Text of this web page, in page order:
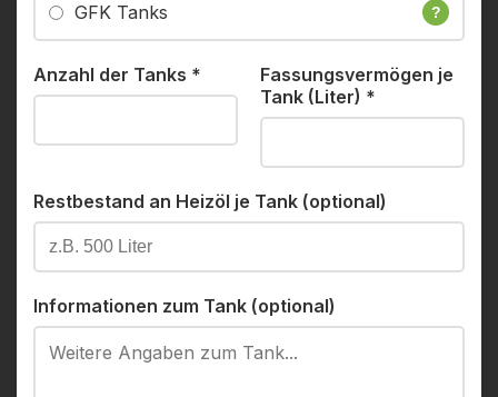
GFK Tanks ?
Anzahl der Tanks *
Fassungsvermögen je
Tank (Liter) *
Restbestand an Heizöl je Tank (optional)
Informationen zum Tank (optional)